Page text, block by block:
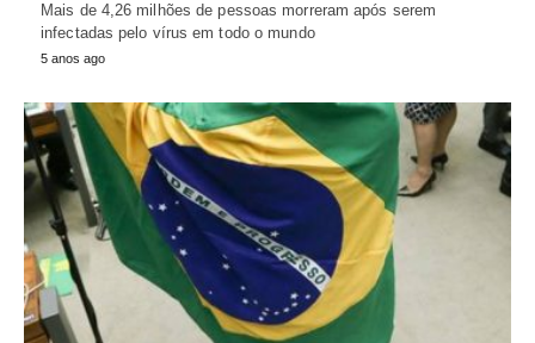
Mais de 4,26 milhões de pessoas morreram após serem
infectadas pelo vírus em todo o mundo
5 anos ago